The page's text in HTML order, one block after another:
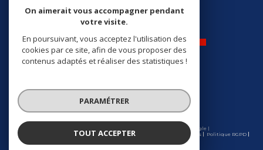
Nos
© 2026 | Tous droits réservés | Traduction powered by Google |
Nos honoraires
Plan du site Mentions légales Partenaires
Politique RGPD
On aimerait vous accompagner pendant
votre visite.
En poursuivant, vous acceptez l'utilisation des
cookies par ce site, afin de vous proposer des
contenus adaptés et réaliser des statistiques !
PARAMÉTRER
TOUT ACCEPTER